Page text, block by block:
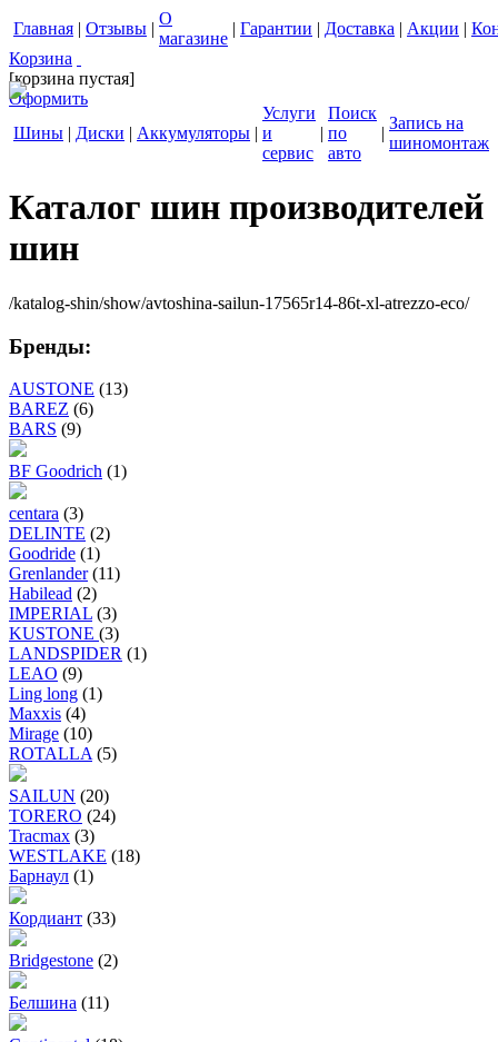
Главная | Отзывы |
О
магазине
| Гарантии | Доставка | Акции |
Корзина
[корзина пустая]
Оформить
Шины | Диски | Аккумуляторы |
Услуги
и
сервис
|
Поиск
по
авто
|
Запись на
шиномонтаж
Каталог шин производителей
шин
/katalog-shin/show/avtoshina-sailun-17565r14-86t-xl-atrezzo-eco/
Бренды:
AUSTONE (13)
BAREZ (6)
BARS (9)
BF Goodrich (1)
centara (3)
DELINTE (2)
Goodride (1)
Grenlander (11)
Habilead (2)
IMPERIAL (3)
KUSTONE (3)
LANDSPIDER (1)
LEAO (9)
Ling long (1)
Maxxis (4)
Mirage (10)
ROTALLA (5)
SAILUN (20)
TORERO (24)
Tracmax (3)
WESTLAKE (18)
Барнаул (1)
Кордиант (33)
Bridgestone (2)
Белшина (11)